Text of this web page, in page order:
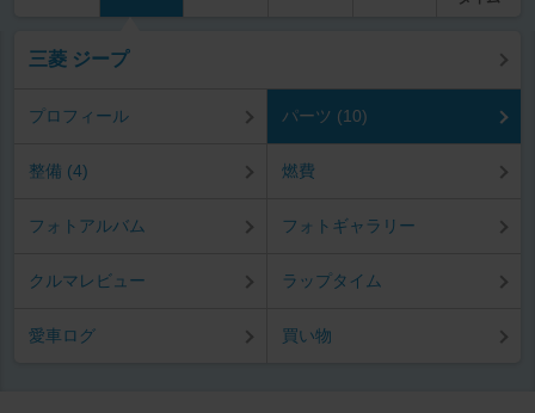
三菱 ジープ
プロフィール パーツ (10)
整備 (4) 燃費
フォトアルバム フォトギャラリー
クルマレビュー ラップタイム
愛車ログ 買い物